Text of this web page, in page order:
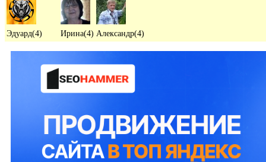
Эдуард(4) Ирина(4) Александр(4)